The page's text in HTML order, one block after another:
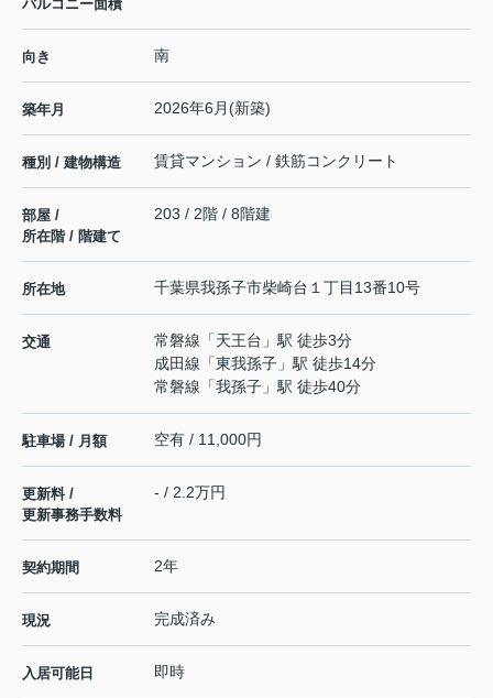
バルコニー面積
向き 南
築年月 2026年6月(新築)
種別 / 建物構造 賃貸マンション / 鉄筋コンクリート
部屋 /
所在階 / 階建て
203 / 2階 / 8階建
所在地 千葉県我孫子市柴崎台 １丁目13番10号
交通 常磐線 「天王台 」駅 徒歩3分
成田線 「東我孫子 」駅 徒歩14分
常磐線 「我孫子 」駅 徒歩40分
駐車場 / 月額 空有 / 11,000円
更新料 /
更新事務手数料
- / 2.2万円
契約期間 2年
現況 完成済み
入居可能日 即時